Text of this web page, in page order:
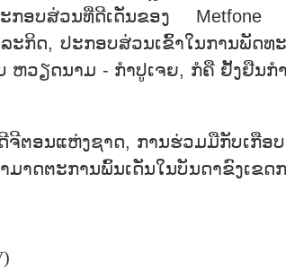
ກອບສ່ວນທີ່ດີເດັ່ນຂອງ Metfone
ະກິດ, ປະກອບສ່ວນເຂົ້າໃນການພັດທ
ຫວຽດນາມ - ກຳປູເຈຍ, ກໍຄື ຢັ້ງຢືນກ
ຈີຕອນແຫ່ງຊາດ, ການຮ່ວມມືກັບເກືອ
ດຕະການພົ້ນເດັ່ນໃນບັນດາຂົງເຂດ